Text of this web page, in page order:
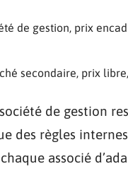
de gestion, prix
secondaire, prix
de gestion
des règles
associé